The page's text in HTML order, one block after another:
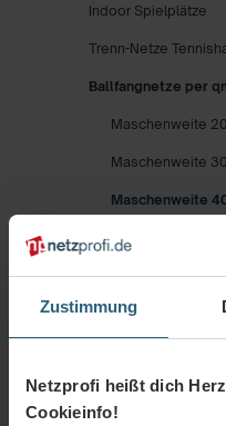
Zustimmung
Netzprofi heißt dich
Cookieinfo!
Indoor Spielplätze
Trenn-Netze
Ballfangnetze per
Maschenweite
Maschenweite
Maschenweite
Maschenweite
Maschenweite
Maschenweite